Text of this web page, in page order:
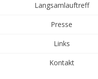
Langsamlauftreff
Presse
Links
Kontakt